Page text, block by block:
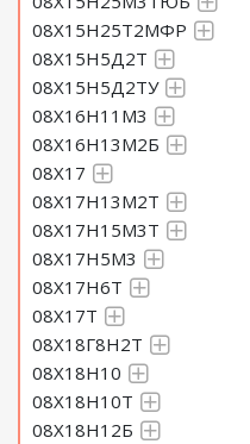
08Х15Н25Т2МФР
08Х15Н5Д2Т
08Х15Н5Д2ТУ
08Х16Н11М3
08Х16Н13М2Б
08Х17
08Х17Н13М2Т
08Х17Н15М3Т
08Х17Н5М3
08Х17Н6Т
08Х17Т
08Х18Г8Н2Т
08Х18Н10
08Х18Н10Т
08Х18Н12Б